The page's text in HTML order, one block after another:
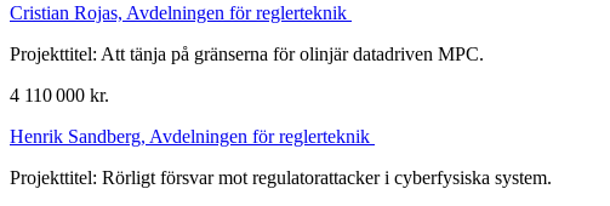
Cristian Rojas, Avdelningen för reglerteknik
Projekttitel: Att tänja på gränserna för olinjär datadriven MPC.
4 110 000 kr.
Henrik Sandberg, Avdelningen för reglerteknik
Projekttitel: Rörligt försvar mot regulatorattacker i cyberfysiska system.